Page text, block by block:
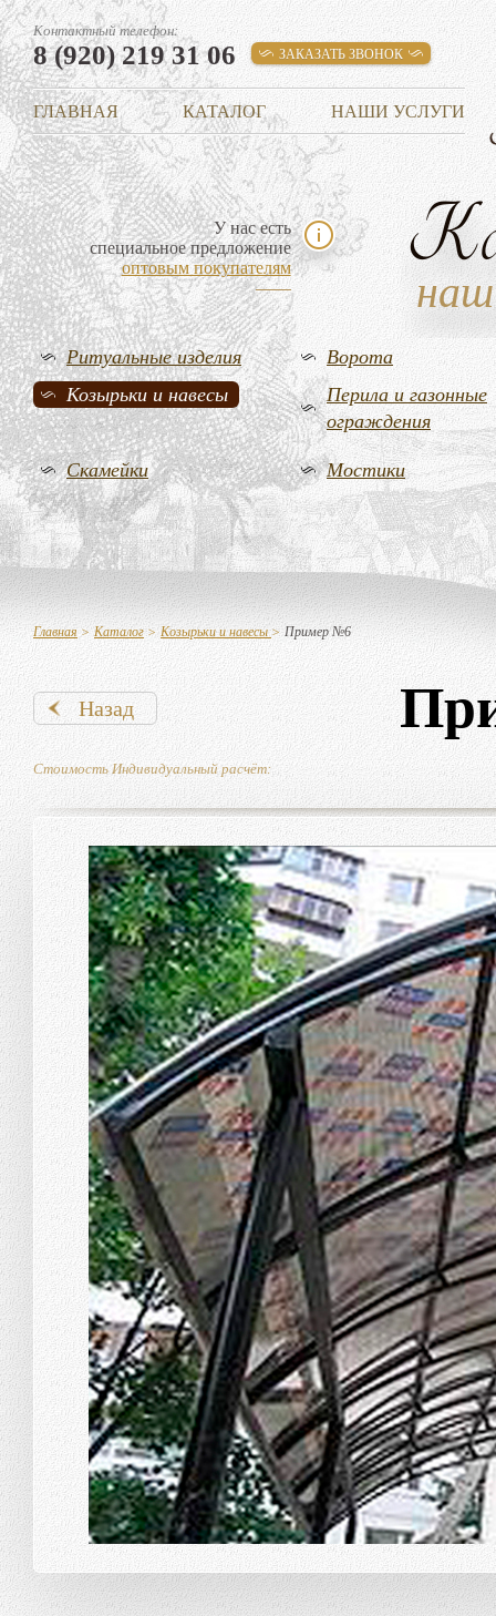
Контактный телефон:
8 (920) 219 31 06 ЗАКАЗАТЬ ЗВОНОК
ГЛАВНАЯ КАТАЛОГ НАШИ УСЛУГИ
У нас есть
специальное предложение
оптовым покупателям
Ритуальные изделия
Ворота
Козырьки и навесы
Перила и газонные
ограждения
Скамейки Мостики
Главная > Каталог> Козырьки и навесы> Пример №6
Назад
Стоимость Индивидуальный расчёт: